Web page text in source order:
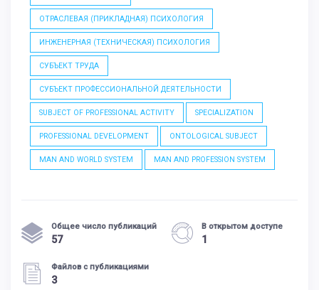
ОТРАСЛЕВАЯ (ПРИКЛАДНАЯ) ПСИХОЛОГИЯ
ИНЖЕНЕРНАЯ (ТЕХНИЧЕСКАЯ) ПСИХОЛОГИЯ
СУБЪЕКТ ТРУДА
СУБЪЕКТ ПРОФЕССИОНАЛЬНОЙ ДЕЯТЕЛЬНОСТИ
SUBJECT OF PROFESSIONAL ACTIVITY SPECIALIZATION
PROFESSIONAL DEVELOPMENT ONTOLOGICAL SUBJECT
MAN AND WORLD SYSTEM MAN AND PROFESSION SYSTEM
Общее число публикаций
57
В открытом доступе
1
Файлов с публикациями
3